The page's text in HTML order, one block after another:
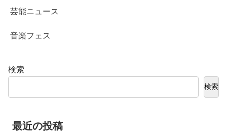
芸能ニュース
音楽フェス
検索
検索
最近の投稿